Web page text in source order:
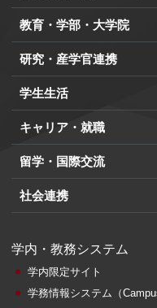
教育・学部・大学院
研究・産学官連携
学生生活
キャリア・就職
留学・国際交流
社会連携
学内・教務システム
学内限定サイト
学務情報システム （